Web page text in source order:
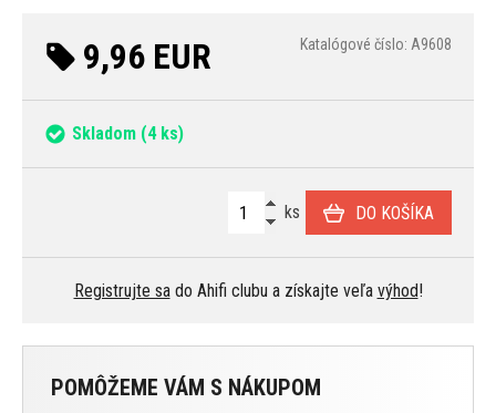
9,96 EUR Katalógové číslo: A9608
Skladom (4 ks)
ks DO KOŠÍKA
Registrujte sado Ahifi clubu a získajte veľa výhod!
POMÔŽEME VÁM S NÁKUPOM